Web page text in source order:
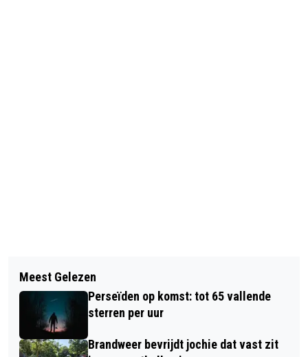
WE KRIJGEN WAARSCHIJNLIJK EEN
WARME EN DROGE ZOMER
INFORMATIEAVOND OVER
LUCHTKWALITEIT IN RENKUM
Meest Gelezen
Perseïden op komst: tot 65 vallende
sterren per uur
Brandweer bevrijdt jochie dat vast zit